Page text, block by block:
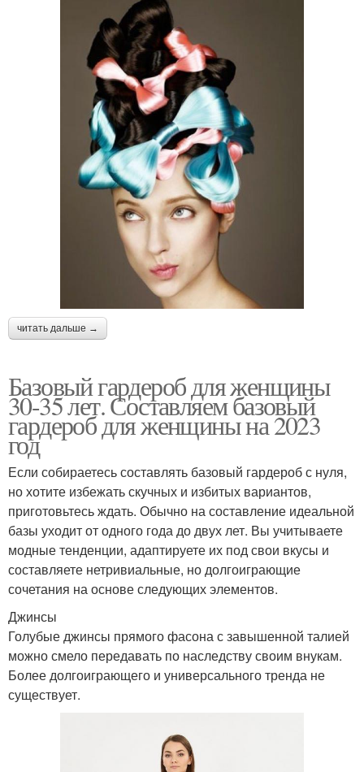
читать дальше →
Базовый гардероб для женщины
30-35 лет. Составляем базовый
гардероб для женщины на 2023
год
Если собираетесь составлять базовый гардероб с нуля,
но хотите избежать скучных и избитых вариантов,
приготовьтесь ждать. Обычно на составление идеальной
базы уходит от одного года до двух лет. Вы учитываете
модные тенденции, адаптируете их под свои вкусы и
составляете нетривиальные, но долгоиграющие
сочетания на основе следующих элементов.
Джинсы
Голубые джинсы прямого фасона с завышенной талией
можно смело передавать по наследству своим внукам.
Более долгоиграющего и универсального тренда не
существует.